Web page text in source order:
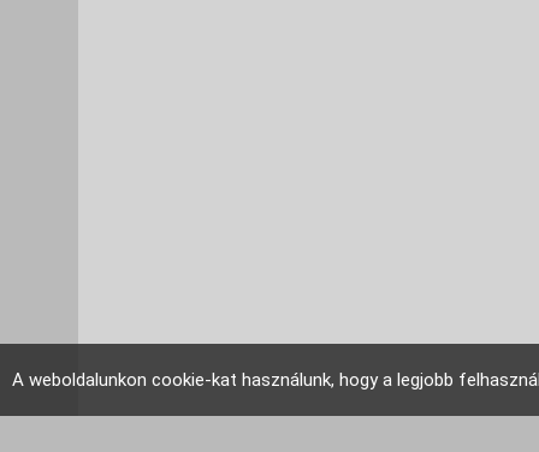
A weboldalunkon cookie-kat használunk, hogy a legjobb